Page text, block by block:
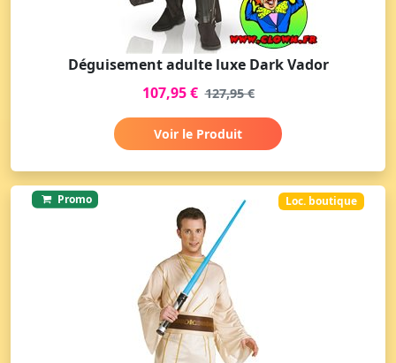
Déguisement adulte luxe Dark Vador
107,95 € 127,95 €
Voir le Produit
Promo Loc. boutique